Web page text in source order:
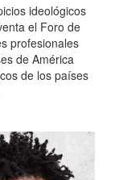
ideológicos
el Foro de
profesionales
de América
de los países